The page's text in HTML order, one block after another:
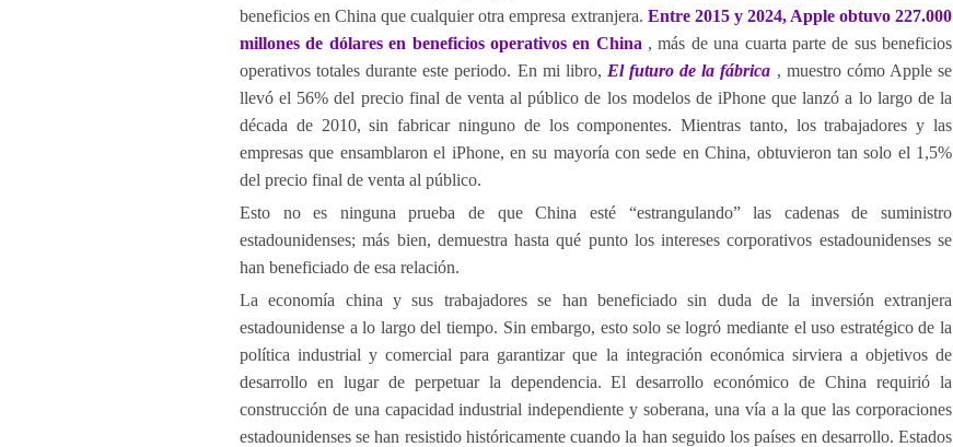
beneficios en China que cualquier otra empresa extranjera. Entre 2015 y 2024, Apple obtuvo 227.000
millones de dólares en beneficios operativos en China , más de una cuarta parte de sus beneficios
operativos totales durante este periodo. En mi libro, El futuro de la fábrica , muestro cómo Apple se
llevó el 56% del precio final de venta al público de los modelos de iPhone que lanzó a lo largo de la
década de 2010, sin fabricar ninguno de los componentes. Mientras tanto, los trabajadores y las
empresas que ensamblaron el iPhone, en su mayoría con sede en China, obtuvieron tan solo el 1,5%
del precio final de venta al público.
Esto no es ninguna prueba de que China esté “estrangulando” las cadenas de suministro
estadounidenses; más bien, demuestra hasta qué punto los intereses corporativos estadounidenses se
han beneficiado de esa relación.
La economía china y sus trabajadores se han beneficiado sin duda de la inversión extranjera
estadounidense a lo largo del tiempo. Sin embargo, esto solo se logró mediante el uso estratégico de la
política industrial y comercial para garantizar que la integración económica sirviera a objetivos de
desarrollo en lugar de perpetuar la dependencia. El desarrollo económico de China requirió la
construcción de una capacidad industrial independiente y soberana, una vía a la que las corporaciones
estadounidenses se han resistido históricamente cuando la han seguido los países en desarrollo. Estados